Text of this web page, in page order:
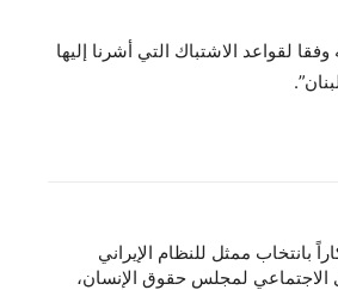
لقواعد الاشتباك التي أشرنا إليها
بانتخاب ممثل للنظام الإيراني
الاجتماعي لمجلس حقوق الإنسان،